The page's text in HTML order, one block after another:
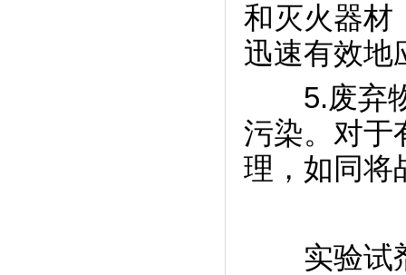
和灭火器材
迅速有效地
5.废弃物
污染。对于
理，如同将
实验试剂